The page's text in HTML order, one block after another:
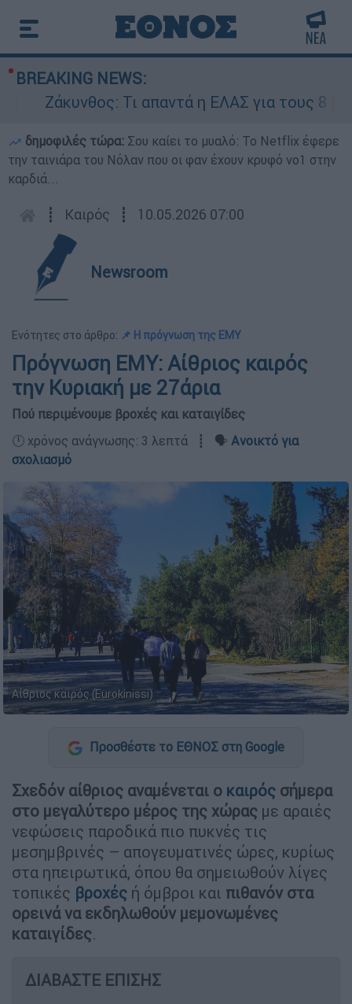
BREAKING NEWS:
Τι απαντά η ΕΛΑΣ για τους 8
δημοφιλές τώρα: Σου καίει το μυαλό: Το Netflix έφερε
την ταινιάρα του Νόλαν που οι φαν έχουν κρυφό νο1 στην
καρδιά...
┋ Καιρός ┋ 10.05.2026 07:00
Newsroom
Ενότητες στο άρθρο: 📌 Η πρόγνωση της ΕΜΥ
Πρόγνωση ΕΜΥ: Αίθριος καιρός
την Κυριακή με 27άρια
Πού περιμένουμε βροχές και καταιγίδες
🕛 χρόνος ανάγνωσης: 3 λεπτά ┋ 🗣️ Ανοικτό για
σχολιασμό
Αίθριος καιρός (Eurokinissi)
Προσθέστε το ΕΘΝΟΣ στη Google
Σχεδόν αίθριος αναμένεται ο καιρός σήμερα
στο μεγαλύτερο μέρος της χώρας με αραιές
νεφώσεις παροδικά πιο πυκνές τις
μεσημβρινές – απογευματινές ώρες, κυρίως
στα ηπειρωτικά, όπου θα σημειωθούν λίγες
τοπικές βροχές ή όμβροι και πιθανόν στα
ορεινά να εκδηλωθούν μεμονωμένες
καταιγίδες.
ΔΙΑΒΑΣΤΕ ΕΠΙΣΗΣ